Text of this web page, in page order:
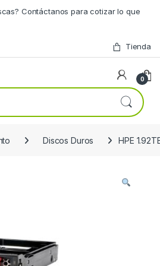
Contáctanos para cotizar lo que
Tienda
0
Discos Duros HPE